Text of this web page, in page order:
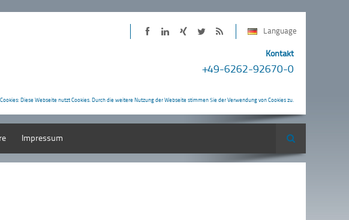
Language
beiNeuigkeiten
RSS-
Feed
Kontakt
+49-6262-92670-0
Diese Webseite nutzt Cookies. Durch die weitere Nutzung der Webseite stimmen Sie der Verwendung von Cookies zu.
Impressum Suche